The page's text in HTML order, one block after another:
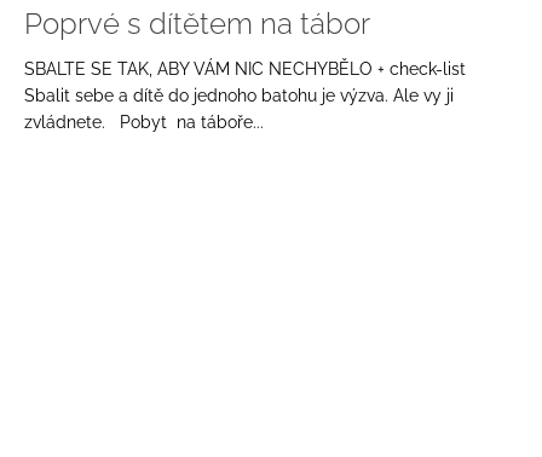
Poprvé s dítětem na tábor
SBALTE SE TAK, ABY VÁM NIC NECHYBĚLO + check-list
Sbalit sebe a dítě do jednoho batohu je výzva. Ale vy ji
zvládnete. Pobyt na táboře...